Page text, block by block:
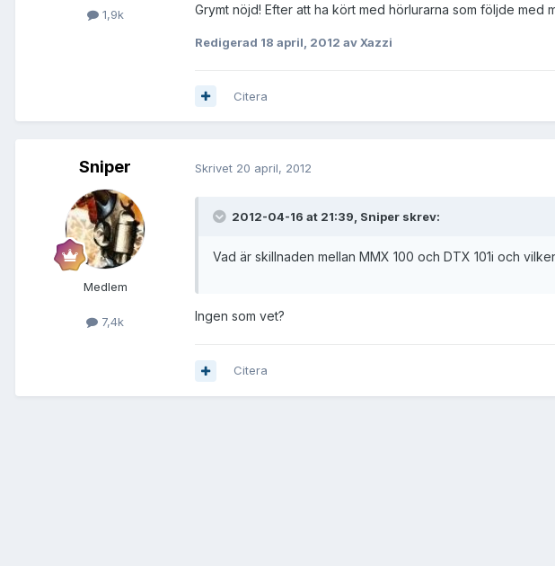
1,9k Grymt nöjd! Efter att ha kört med hörlurarna som följde med
Redigerad 18 april, 2012 av Xazzi
Citera
Sniper
Medlem
7,4k
Skrivet 20 april, 2012
2012-04-16 at 21:39, Sniper skrev:
Vad är skillnaden mellan MMX 100 och DTX 101i och
Ingen som vet?
Citera